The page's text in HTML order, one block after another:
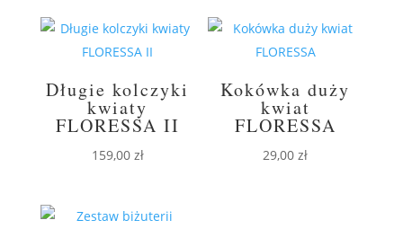
Długie kolczyki
kwiaty
FLORESSA II
159,00 zł
Kokówka duży
kwiat
FLORESSA
29,00zł